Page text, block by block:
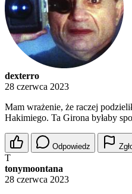
dexterro
28 czerwca 2023
Mam wrażenie, że raczej
Hakimiego. Ta Girona byłaby
Odpowiedz
T
tonymoontana
28 czerwca 2023